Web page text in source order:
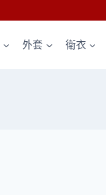
外套 衛衣